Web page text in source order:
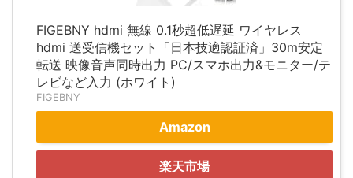
FIGEBNY hdmi 無線 0.1秒超低遅延 ワイヤレス
hdmi 送受信機セット「日本技適認証済」30m安定
転送 映像音声同時出力 PC/スマホ出力&モニター/テ
レビなど入力 (ホワイト)
FIGEBNY
Amazon
楽天市場